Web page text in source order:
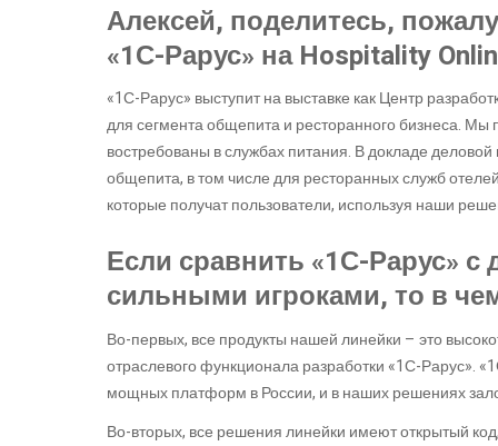
Алексей, поделитесь,
«1С-Рарус» на Hospitality
«1С-Рарус» выступит на выставке как Центр
для сегмента общепита и ресторанного бизнеса.
востребованы в службах питания. В докладе
общепита, в том числе для ресторанных служб
которые получат пользователи, используя наши
Если сравнить «1С-Рарус»
сильными игроками, то в
Во-первых, все продукты нашей линейки – это
отраслевого функционала разработки «1С-Рарус».
мощных платформ в России, и в наших решениях
Во-вторых, все решения линейки имеют открытый